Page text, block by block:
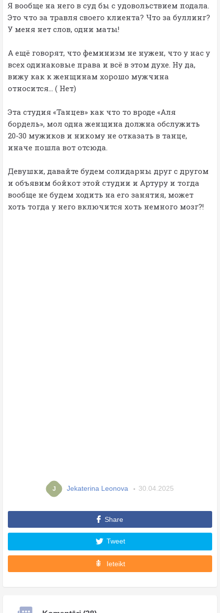
Я вообще на него в суд бы с удовольствием подала.
Это что за травля своего клиента? Что за буллинг?
У меня нет слов, одни маты!
А ещё говорят, что феминизм не нужен, что у нас у
всех одинаковые права и всё в этом духе. Ну да,
вижу как к женщинам хорошо мужчина
относится… ( Нет)
Эта студия «Танцев» как что то вроде «Аля
бордель», мол одна женщина должна обслужить
20-30 мужиков и никому не отказать в танце,
иначе пошла вот отсюда.
Девушки, давайте будем солидарны друг с другом
и объявим бойкот этой студии и Артуру и тогда
вообще не будем ходить на его занятия, может
хоть тогда у него включится хоть немного мозг?!
J Jekaterina Leonova 30.04.2025
Share
Tweet
Ieteikt